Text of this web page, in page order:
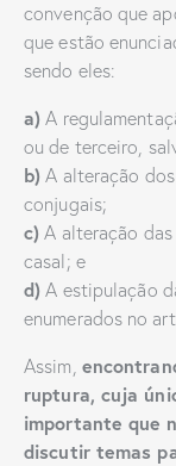
convenção que
que estão
sendo eles:
a) A
ou de terceiro,
b) A alteração
conjugais;
c) A alteração
casal; e
d) A estipulação
enumerados no
Assim,
ruptura, cuja
importante que
discutir temas